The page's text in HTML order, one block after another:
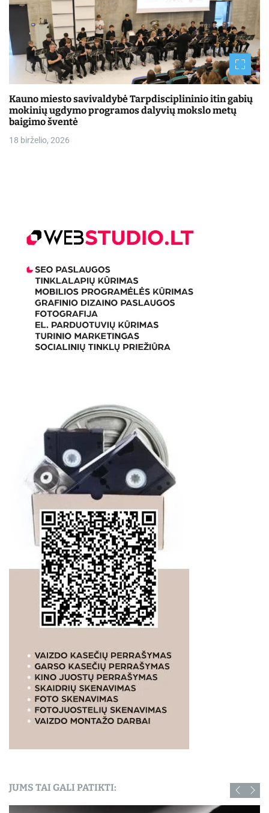
Kauno miesto savivaldybė Tarpdisciplininio itin gabių
mokinių ugdymo programos dalyvių mokslo metų
baigimo šventė
18 birželio, 2026
JUMS TAI GALI PATIKTI: